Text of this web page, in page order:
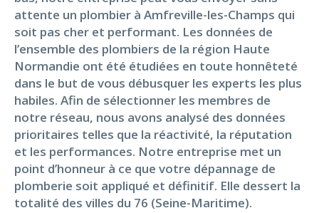
attente un plombier à Amfreville-les-Champs qui
soit pas cher et performant. Les données de
l’ensemble des plombiers de la région Haute
Normandie ont été étudiées en toute honnêteté
dans le but de vous débusquer les experts les plus
habiles. Afin de sélectionner les membres de
notre réseau, nous avons analysé des données
prioritaires telles que la réactivité, la réputation
et les performances. Notre entreprise met un
point d’honneur à ce que votre dépannage de
plomberie soit appliqué et définitif. Elle dessert la
totalité des villes du 76 (Seine-Maritime).